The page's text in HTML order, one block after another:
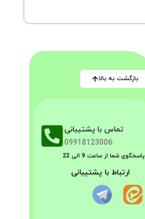
بازگشت به بالا
تماس با پشتیبانی
09918123006
پاسخگوی شما از ساعت 9 الی 22
ارتباط با پشتیبانی